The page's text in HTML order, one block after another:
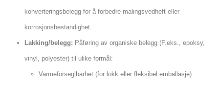
konverteringsbelegg for å forbedre malingsvedheft eller
korrosjonsbestandighet.
Lakking/belegg: Påføring av organiske belegg (F.eks., epoksy,
vinyl, polyester) til ulike formål:
Varmeforseglbarhet (for lokk eller fleksibel emballasje).